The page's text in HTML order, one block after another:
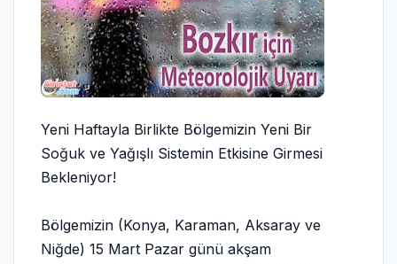
Yeni Haftayla Birlikte Bölgemizin Yeni Bir
Soğuk ve Yağışlı Sistemin Etkisine Girmesi
Bekleniyor!
Bölgemizin (Konya, Karaman, Aksaray ve
Niğde) 15 Mart Pazar günü akşam